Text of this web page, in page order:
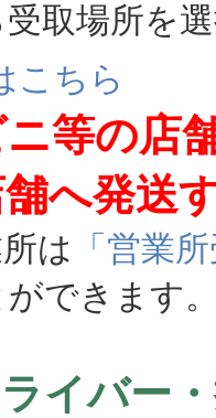
取場所を
こちら
等の店
へ発送
は 「営業
できます
ライバー